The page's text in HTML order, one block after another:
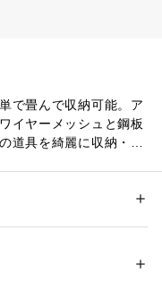
で畳んで収納可能。ア
イヤーメッシュと鋼板
道具を綺麗に収納・整